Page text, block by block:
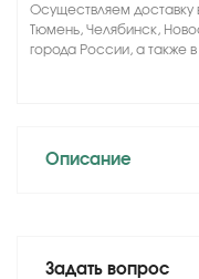
Осуществляем доставку
Тюмень, Челябинск,
города России, а также
Описание
Задать вопрос